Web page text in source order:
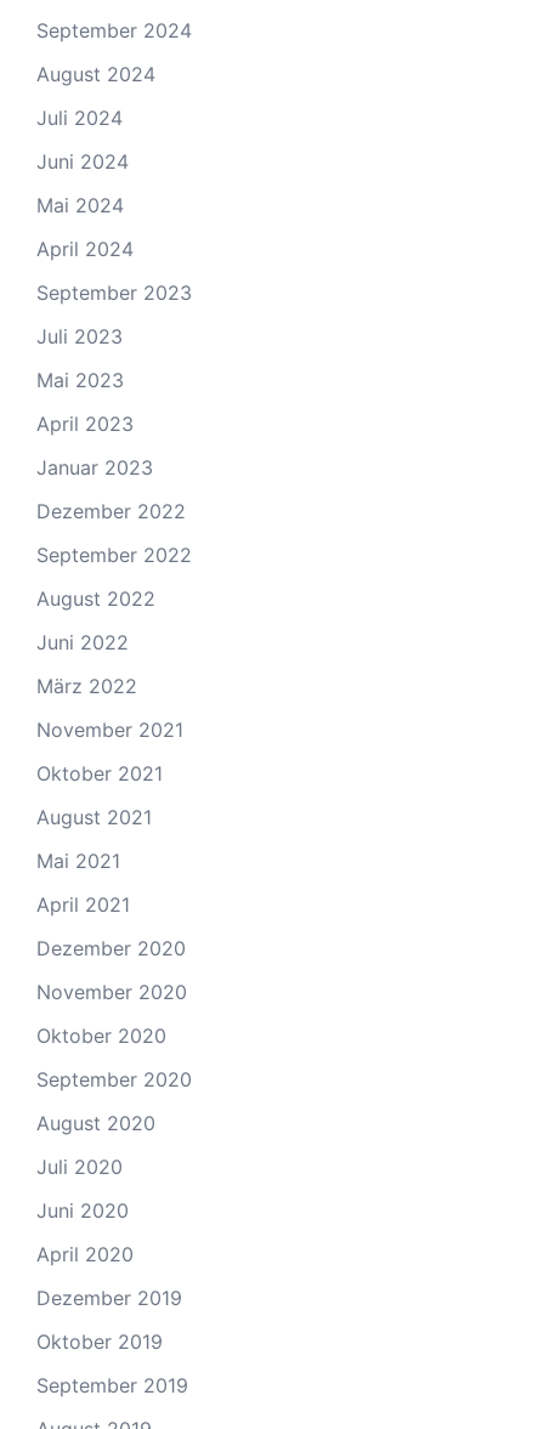
September 2024
August 2024
Juli 2024
Juni 2024
Mai 2024
April 2024
September 2023
Juli 2023
Mai 2023
April 2023
Januar 2023
Dezember 2022
September 2022
August 2022
Juni 2022
März 2022
November 2021
Oktober 2021
August 2021
Mai 2021
April 2021
Dezember 2020
November 2020
Oktober 2020
September 2020
August 2020
Juli 2020
Juni 2020
April 2020
Dezember 2019
Oktober 2019
September 2019